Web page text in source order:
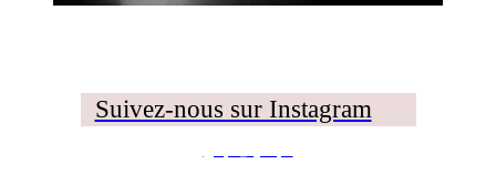
Suivez-nous sur Instagram